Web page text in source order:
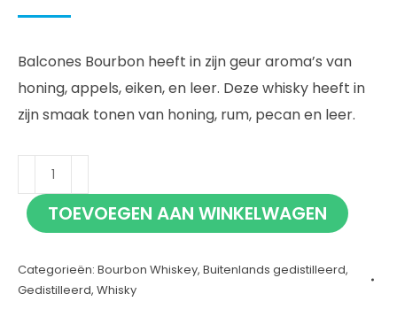
Balcones Bourbon heeft in zijn geur aroma’s van
honing, appels, eiken, en leer. Deze whisky heeft in
zijn smaak tonen van honing, rum, pecan en leer.
Balcones
Bourbon
70cl TOEVOEGEN AAN WINKELWAGEN
Categorieën: Bourbon Whiskey, Buitenlands gedistilleerd,
Gedistilleerd, Whisky